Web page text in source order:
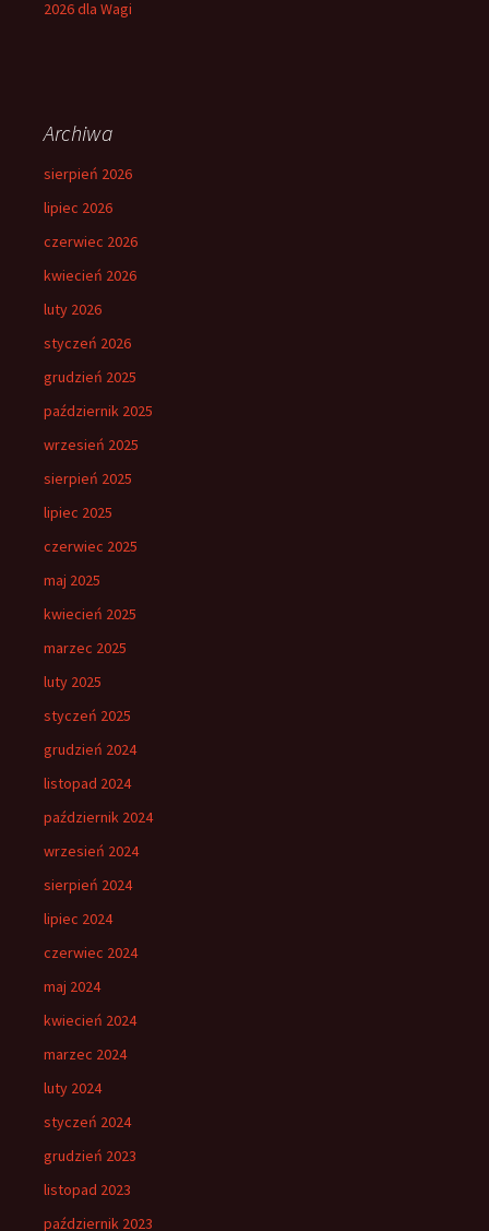
2026 dla Wagi
Archiwa
sierpień 2026
lipiec 2026
czerwiec 2026
kwiecień 2026
luty 2026
styczeń 2026
grudzień 2025
październik 2025
wrzesień 2025
sierpień 2025
lipiec 2025
czerwiec 2025
maj 2025
kwiecień 2025
marzec 2025
luty 2025
styczeń 2025
grudzień 2024
listopad 2024
październik 2024
wrzesień 2024
sierpień 2024
lipiec 2024
czerwiec 2024
maj 2024
kwiecień 2024
marzec 2024
luty 2024
styczeń 2024
grudzień 2023
listopad 2023
październik 2023